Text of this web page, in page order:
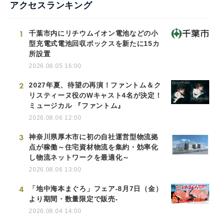
アクセスランキング
1
千葉市内にリチウムイオン電池などの小
型充電式電池回収ボックスを新たに15カ
所設置
2026.08.05 16:00
2
2027年夏、待望の再演！ファントム＆ク
リスティーヌ役のWキャスト4名が決定！
ミュージカル 『ファントム』
2026.08.06 12:00
3
神奈川県厚木市に初の自社運営型物流拠
点が稼働～住宅資材物流を集約・効率化
し物流ネットワークを最適化～
2026.08.06 13:00
4
「地中海本まぐろ」フェア-8月7日（金）
より期間・数量限定で販売-
2026.08.04 14:00